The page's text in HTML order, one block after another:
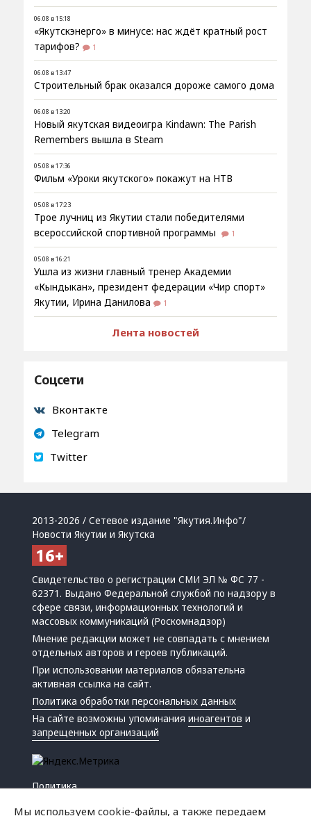
06.08 в 15:18
«Якутскэнерго» в минусе: нас ждёт кратный рост
тарифов?
1
06.08 в 13:47
Строительный брак оказался дороже самого дома
06.08 в 13:20
Новый якутская видеоигра Kindawn: The Parish
Remembers вышла в Steam
05.08 в 17:36
Фильм «Уроки якутского» покажут на НТВ
05.08 в 17:23
Трое лучниц из Якутии стали победителями
всероссийской спортивной программы
1
05.08 в 16:21
Ушла из жизни главный тренер Академии
«Кындыкан», президент федерации «Чир спорт»
Якутии, Ирина Данилова
1
Лента новостей
Соцсети
Вконтакте
Telegram
Twitter
2013-2026 / Сетевое издание "Якутия.Инфо"/
Новости Якутии и Якутска
Свидетельство о регистрации СМИ ЭЛ № ФС 77 -
62371. Выдано Федеральной службой по надзору в
сфере связи, информационных технологий и
массовых коммуникаций (Роскомнадзор)
Мнение редакции может не совпадать с мнением
отдельных авторов и героев публикаций.
При использовании материалов обязательна
активная ссылка на сайт.
Политика обработки персональных данных
На сайте возможны упоминанияиноагентов и
запрещенных организаций
Политика
Мы используем cookie-файлы, а также передаем